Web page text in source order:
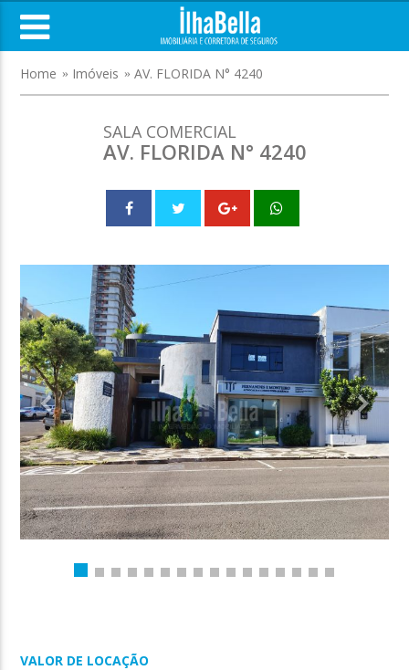
Home Imóveis AV. FLORIDA N° 4240
SALA COMERCIAL
AV. FLORIDA N° 4240
VALOR DE LOCAÇÃO